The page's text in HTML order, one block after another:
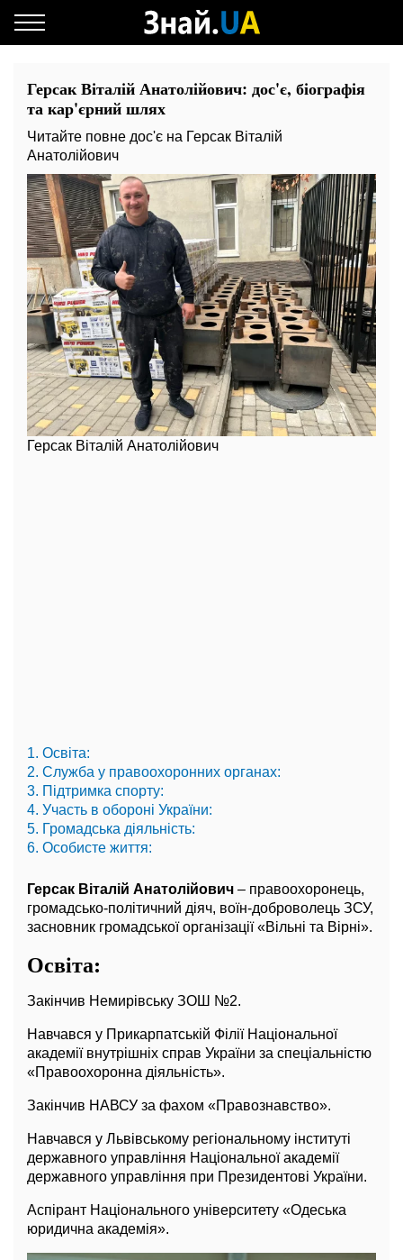
Герсак Віталій Анатолійович: дос'є, біографія
та кар'єрний шлях
Читайте повне дос'є на Герсак Віталій
Анатолійович
Герсак Віталій Анатолійович
1. Освіта:
2. Служба у правоохоронних органах:
3. Підтримка спорту:
4. Участь в обороні України:
5. Громадська діяльність:
6. Особисте життя:
Герсак Віталій Анатолійович – правоохоронець,
громадсько-політичний діяч, воїн-доброволець ЗСУ,
засновник громадської організації «Вільні та Вірні».
Освіта:
Закінчив Немирівську ЗОШ №2.
Навчався у Прикарпатській Філії Національної
академії внутрішніх справ України за спеціальністю
«Правоохоронна діяльність».
Закінчив НАВСУ за фахом «Правознавство».
Навчався у Львівському регіональному інституті
державного управління Національної академії
державного управління при Президентові України.
Аспірант Національного університету «Одеська
юридична академія».